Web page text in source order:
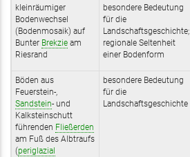
kleinräumiger
Bodenwechsel
(Bodenmosaik) auf
Bunter Brekzie am
Riesrand
besondere Bedeutung
für die
Landschaftsgeschichte;
regionale Seltenheit
einer Bodenform
Böden aus
Feuerstein-,
Sandstein- und
Kalksteinschutt
führenden Fließerden
am Fuß des Albtraufs
(periglazial
besondere Bedeutung
für die
Landschaftsgeschichte